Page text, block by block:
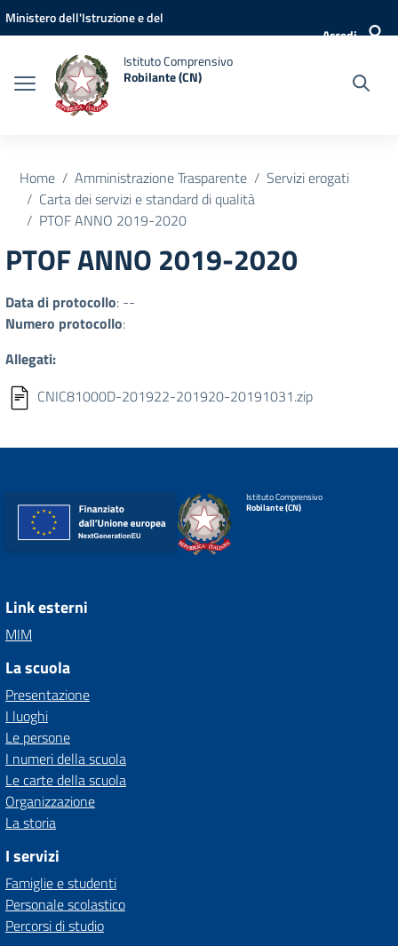
Vai ai contenuti
Vai al menu di navigazione
Vai al footer
Ministero dell'Istruzione e del
Accedi
Istituto Comprensivo
Robilante (CN)
Home Amministrazione Trasparente
Servizi erogati
Carta dei servizi e standard di qualità
PTOF ANNO 2019-2020
PTOF ANNO 2019-2020
Data di protocollo: --
Numero protocollo:
Allegati:
CNIC81000D-201922-201920-20191031.zip
Istituto Comprensivo
Robilante (CN)
Link esterni
MIM
La scuola
Presentazione
I luoghi
Le persone
I numeri della scuola
Le carte della scuola
Organizzazione
La storia
I servizi
Famiglie e studenti
Personale scolastico
Percorsi di studio